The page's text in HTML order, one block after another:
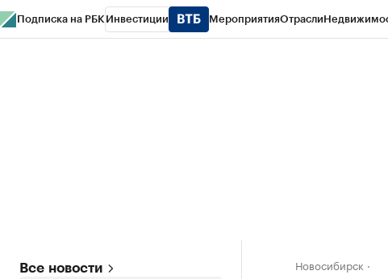
Подписка на РБК Инвестиции МероприятияОтрасли
Все новости Новосибирск